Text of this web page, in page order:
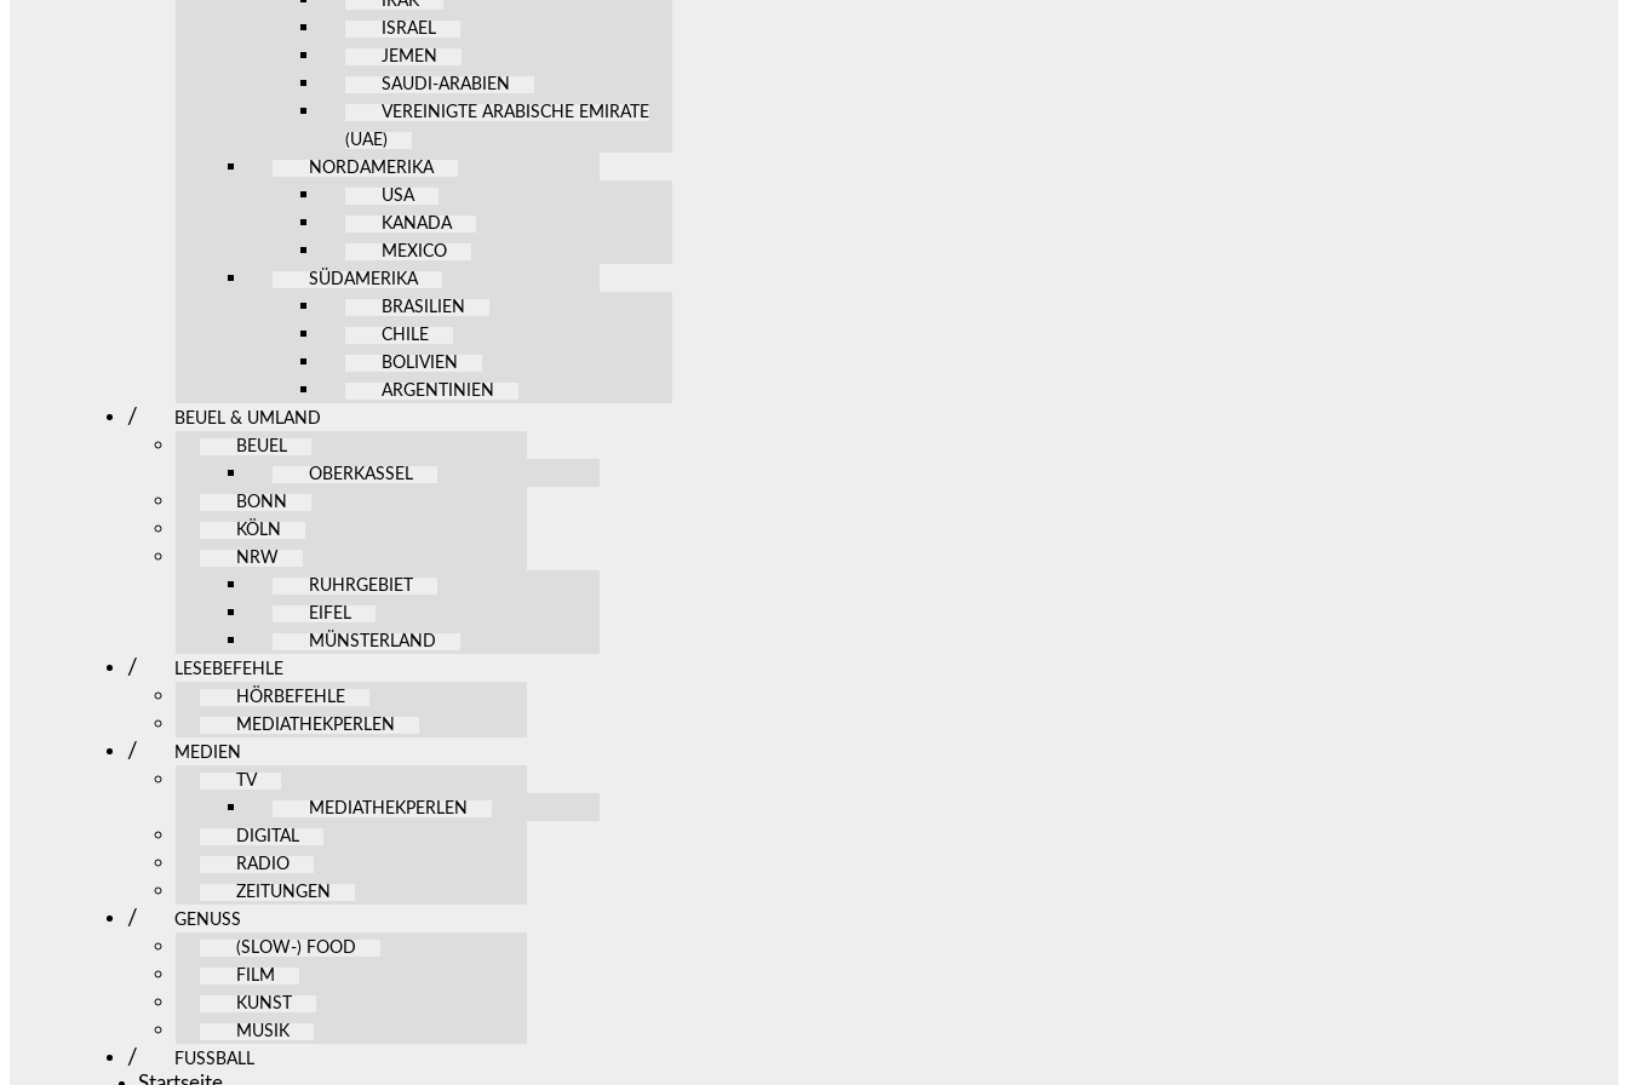
ISRAEL
JEMEN
SAUDI-ARABIEN
VEREINIGTE ARABISCHE EMIRATE
(UAE)
NORDAMERIKA
USA
KANADA
MEXICO
SÜDAMERIKA
BRASILIEN
CHILE
BOLIVIEN
ARGENTINIEN
BEUEL & UMLAND
BEUEL
OBERKASSEL
BONN
KÖLN
NRW
RUHRGEBIET
EIFEL
MÜNSTERLAND
LESEBEFEHLE
HÖRBEFEHLE
MEDIATHEKPERLEN
MEDIEN
TV
MEDIATHEKPERLEN
DIGITAL
RADIO
ZEITUNGEN
GENUSS
(SLOW-) FOOD
FILM
KUNST
MUSIK
FUSSBALL